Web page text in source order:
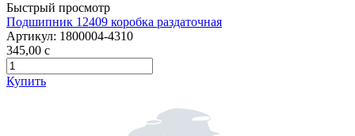
Быстрый просмотр
Подшипник 12409 коробка раздаточная
Артикул: 1800004-4310
345,00 c
Купить